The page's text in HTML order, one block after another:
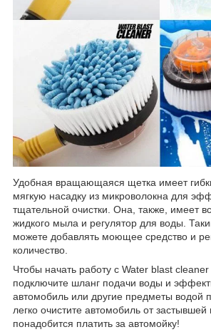
Удобная вращающаяся щетка имеет
мягкую насадку из микроволокна для
тщательной очистки. Она, также, имеет
жидкого мыла и регулятор для воды.
можете добавлять моющее средство и
количество.
Чтобы начать работу с Water blast
подключите шланг подачи воды и
автомобиль или другие предметы водой
легко очистите автомобиль от
понадобится платить за автомойку!